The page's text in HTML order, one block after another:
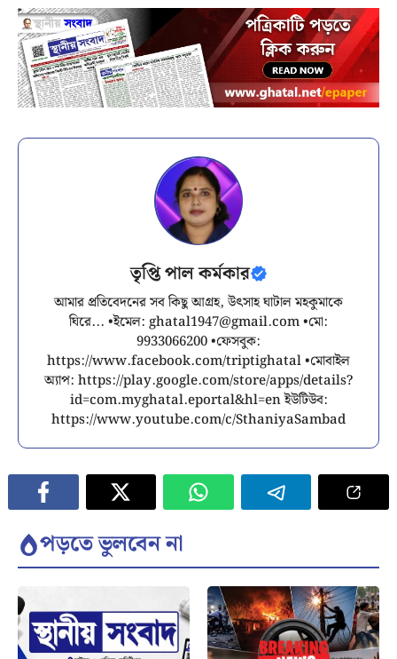
তৃপ্তি পাল কর্মকার
আমার প্রতিবেদনের সব কিছু আগ্রহ, উৎসাহ ঘাটাল মহকুমাকে
ঘিরে... •ইমেল: ghatal1947@gmail.com•মো:
9933066200 •ফেসবুক:
https://www.facebook.com/triptighatal •মোবাইল
অ্যাপ: https://play.google.com/store/apps/details?
id=com.myghatal.eportal&hl=en ইউটিউব:
https://www.youtube.com/c/SthaniyaSambad
পড়তে ভুলবেন না